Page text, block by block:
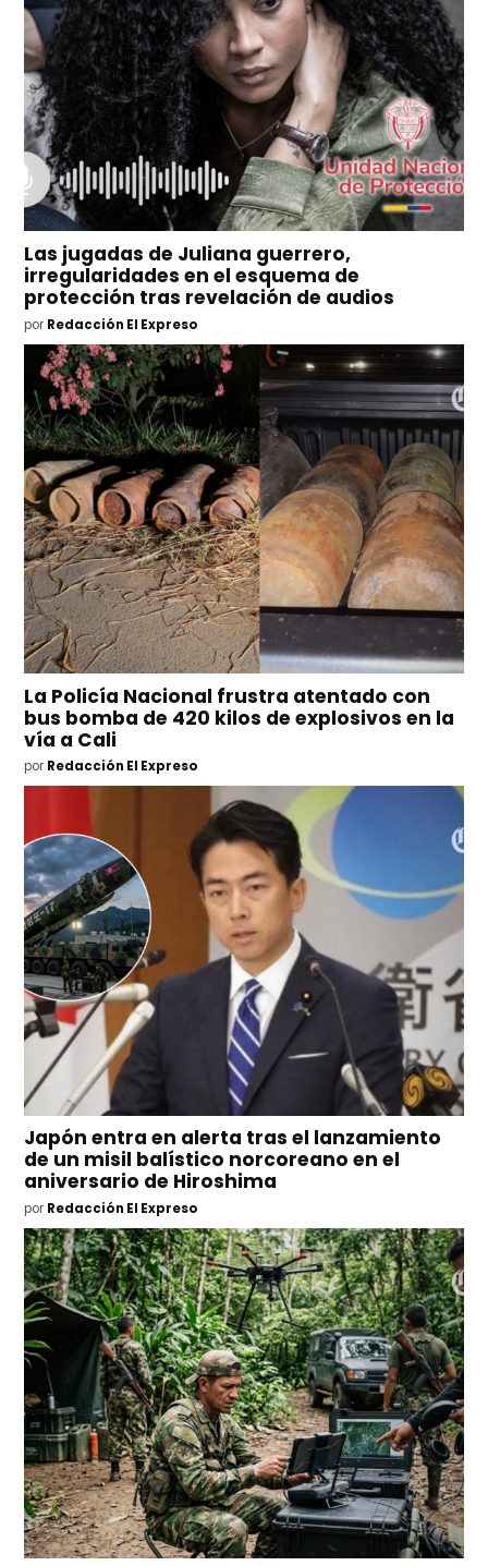
Las jugadas de Juliana guerrero,
irregularidades en el esquema de
protección tras revelación de audios
por Redacción El Expreso
La Policía Nacional frustra atentado con
bus bomba de 420 kilos de explosivos en la
vía a Cali
por Redacción El Expreso
Japón entra en alerta tras el lanzamiento
de un misil balístico norcoreano en el
aniversario de Hiroshima
por Redacción El Expreso